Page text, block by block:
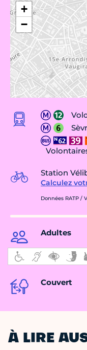
+
−
Station
Calculez
Données RATP /
Adultes
Couvert
À LIRE